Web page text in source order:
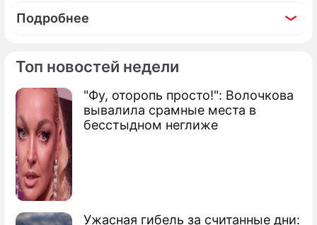
Топ новостей недели
"Фу, оторопь просто!": Волочкова
вывалила срамные места в
бесстыдном неглиже
Ужасная гибель за считанные дни:
Подробнее
По теме
В аэропортах Кубани застряли сотни
человек
Авиакомпания "КрасЭйр" признана
банкротом